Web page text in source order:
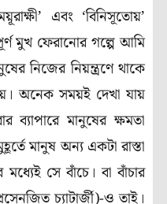
এবং ‘বিনিসূতোয়’
মুখ ফেরানোর গল্পে আমি
নিজের নিয়ন্ত্রণে থাকে
অনেক সময়ই দেখা যায়
ব্যাপারে মানুষের ক্ষমতা
মানুষ অন্য একটা রাস্তা
সে বাঁচে। বা বাঁচার
চ্যাটার্জী)-ও তাই।